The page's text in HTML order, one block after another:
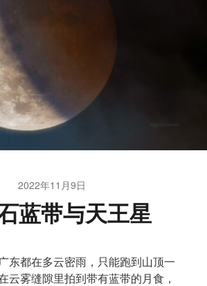
2022年11月9日
蓝带与天王星
东都在多云密雨，只能跑到山顶一
云雾缝隙里拍到带有蓝带的月食，